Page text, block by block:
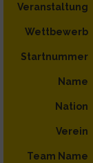
Veranstaltung
Wettbewerb
Startnummer
Name
Nation
Verein
Team Name